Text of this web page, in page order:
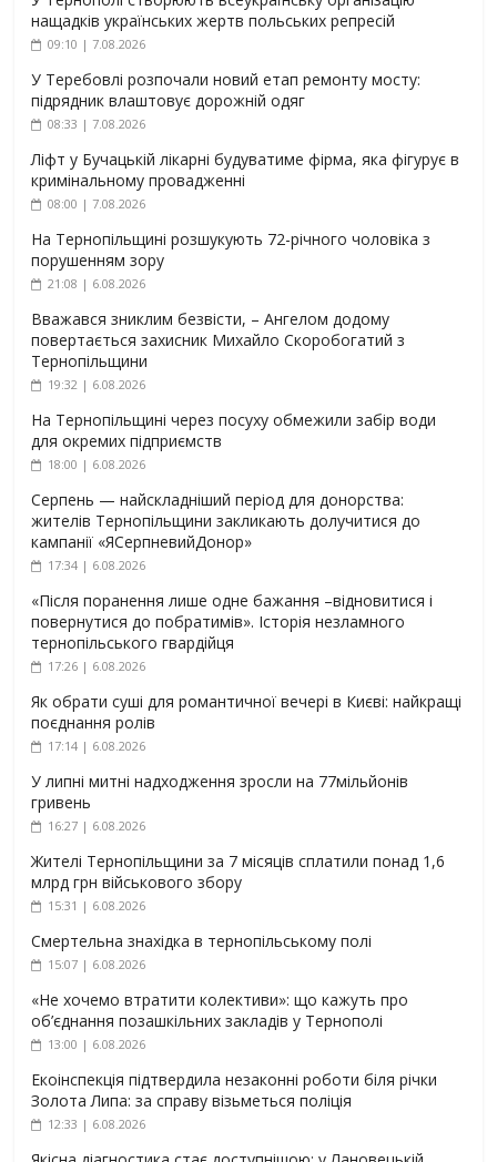
нащадків українських жертв польських репресій
09:10 | 7.08.2026
У Теребовлі розпочали новий етап ремонту мосту:
підрядник влаштовує дорожній одяг
08:33 | 7.08.2026
Ліфт у Бучацькій лікарні будуватиме фірма, яка фігурує в
кримінальному провадженні
08:00 | 7.08.2026
На Тернопільщині розшукують 72-річного чоловіка з
порушенням зору
21:08 | 6.08.2026
Вважався зниклим безвісти, – Ангелом додому
повертається захисник Михайло Скоробогатий з
Тернопільщини
19:32 | 6.08.2026
На Тернопільщині через посуху обмежили забір води
для окремих підприємств
18:00 | 6.08.2026
Серпень — найскладніший період для донорства:
жителів Тернопільщини закликають долучитися до
кампанії «ЯСерпневийДонор»
17:34 | 6.08.2026
«Після поранення лише одне бажання –відновитися і
повернутися до побратимів». Історія незламного
тернопільського гвардійця
17:26 | 6.08.2026
Як обрати суші для романтичної вечері в Києві: найкращі
поєднання ролів
17:14 | 6.08.2026
У липні митні надходження зросли на 77мільйонів
гривень
16:27 | 6.08.2026
Жителі Тернопільщини за 7 місяців сплатили понад 1,6
млрд грн військового збору
15:31 | 6.08.2026
Смертельна знахідка в тернопільському полі
15:07 | 6.08.2026
«Не хочемо втратити колективи»: що кажуть про
об’єднання позашкільних закладів у Тернополі
13:00 | 6.08.2026
Екоінспекція підтвердила незаконні роботи біля річки
Золота Липа: за справу візьметься поліція
12:33 | 6.08.2026